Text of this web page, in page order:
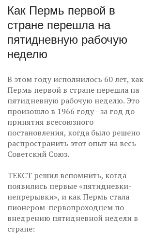
Как Пермь первой в
стране перешла на
пятидневную рабочую
неделю
В этом году исполнилось 60 лет, как
Пермь первой в стране перешла на
пятидневную рабочую неделю. Это
произошло в 1966 году - за год до
принятия всесоюзного
постановления, когда было решено
распространить этот опыт на весь
Советский Союз.
ТЕКСТ решил вспомнить, когда
появились первые «пятидневки-
непрерывки», и как Пермь стала
пионером-первопроходцем по
внедрению пятидневной недели в
стране: